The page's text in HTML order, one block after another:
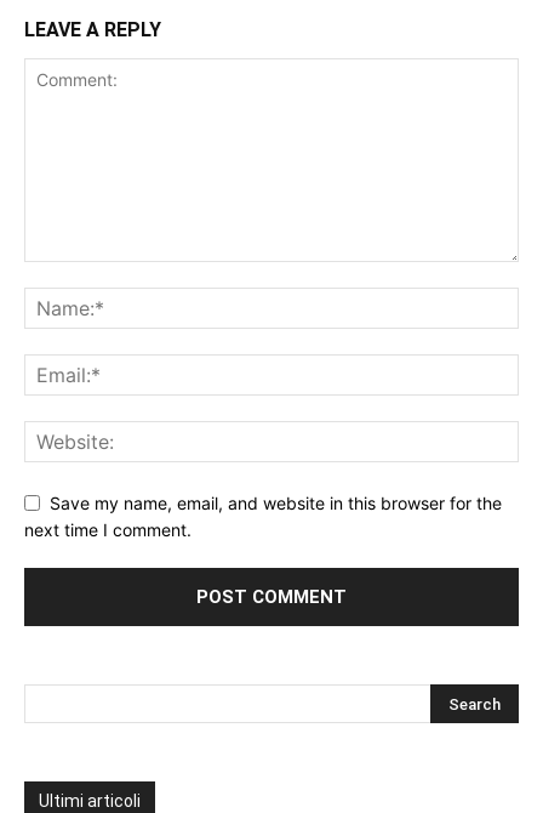
LEAVE A REPLY
Save my name, email, and website in this browser for the
next time I comment.
Ultimi articoli